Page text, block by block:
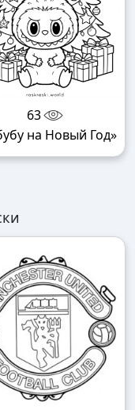
63
на Новый Год»